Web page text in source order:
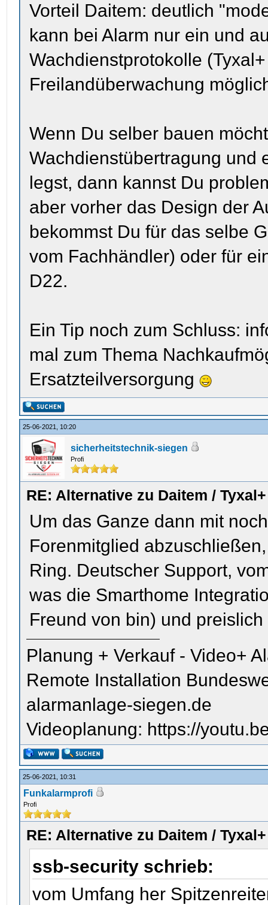
Vorteil Daitem: deutlich
kann bei Alarm nur ein und
Wachdienstprotokolle
Freilandüberwachung
Wenn Du selber bauen
Wachdienstübertragung und
legst, dann kannst Du
aber vorher das Design der
bekommst Du für das selbe
vom Fachhändler) oder für
D22.
Ein Tip noch zum Schluss:
mal zum Thema
Ersatzteilversorgung
25-06-2021, 10:20
sicherheitstechnik-siegen
Profi
RE: Alternative zu Daitem / Tyxal+
Um das Ganze dann mit
Forenmitglied
Ring. Deutscher Support,
was die Smarthome
Freund von bin) und
Planung + Verkauf - Video+
Remote Installation
alarmanlage-siegen.de
Videoplanung: https://
25-06-2021, 10:31
Funkalarmprofi
Profi
RE: Alternative zu Daitem / Tyxal+
ssb-security schrieb:
vom Umfang her